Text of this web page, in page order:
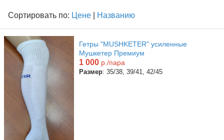
Сортировать по: Цене Названию
Гетры "MUSHKETER" усиленные
Мушкетер Премиум
1 000 р./пара
Размер: 35/38, 39/41, 42/45